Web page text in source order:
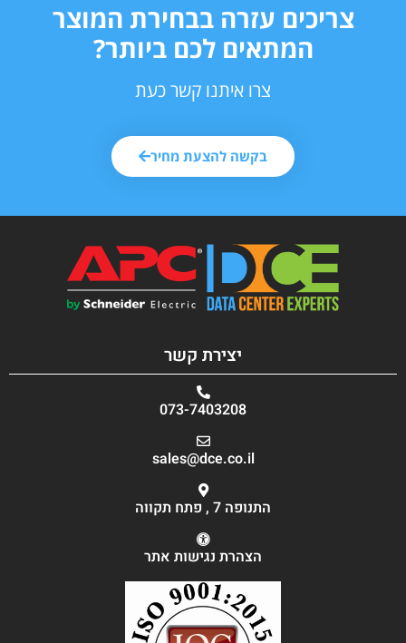
צריכים עזרה בבחירת המוצר
המתאים לכם ביותר?
צרו איתנו קשר כעת
בקשה להצעת מחיר
יצירת קשר
073-7403208
sales@dce.co.il
התנופה 7 , פתח תקווה
הצהרת נגישות אתר